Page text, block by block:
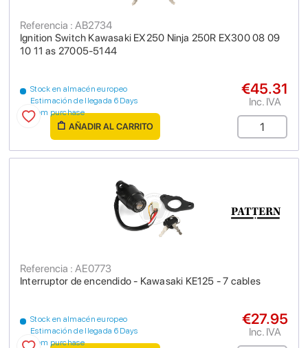
Ignition Switch Kawasaki EX250 Ninja 250R EX300 08 09
10 11 as 27005-5144
Referencia : AB2734
Stock en almacén europeo
Estimación de llegada 6 Days
from purchase
€45.31
Inc. IVA
AÑADIR AL CARRITO
Interruptor de encendido - Kawasaki KE125 - 7 cables
Referencia : AE0773
Stock en almacén europeo
Estimación de llegada 6 Days
from purchase
€27.95
Inc. IVA